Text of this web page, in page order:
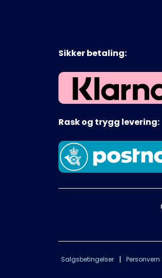
Sikker betaling:
Rask og trygg levering:
Salgsbetingelser |